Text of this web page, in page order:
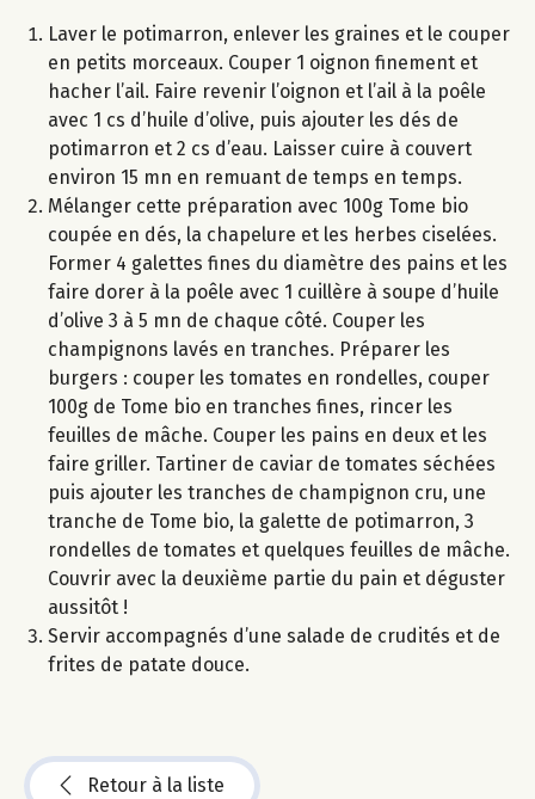
Laver le potimarron, enlever les graines et le couper
en petits morceaux. Couper 1 oignon finement et
hacher l’ail. Faire revenir l’oignon et l’ail à la poêle
avec 1 cs d’huile d’olive, puis ajouter les dés de
potimarron et 2 cs d’eau. Laisser cuire à couvert
environ 15 mn en remuant de temps en temps.
Mélanger cette préparation avec 100g Tome bio
coupée en dés, la chapelure et les herbes ciselées.
Former 4 galettes fines du diamètre des pains et les
faire dorer à la poêle avec 1 cuillère à soupe d’huile
d’olive 3 à 5 mn de chaque côté. Couper les
champignons lavés en tranches. Préparer les
burgers : couper les tomates en rondelles, couper
100g de Tome bio en tranches fines, rincer les
feuilles de mâche. Couper les pains en deux et les
faire griller. Tartiner de caviar de tomates séchées
puis ajouter les tranches de champignon cru, une
tranche de Tome bio, la galette de potimarron, 3
rondelles de tomates et quelques feuilles de mâche.
Couvrir avec la deuxième partie du pain et déguster
aussitôt !
Servir accompagnés d’une salade de crudités et de
frites de patate douce.
Retour à la liste